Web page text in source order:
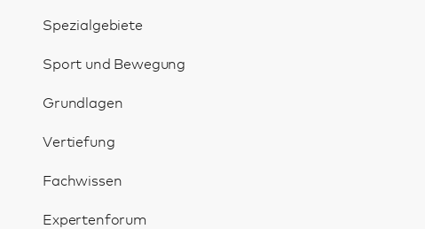
Spezialgebiete
Sport und Bewegung
Grundlagen
Vertiefung
Fachwissen
Expertenforum